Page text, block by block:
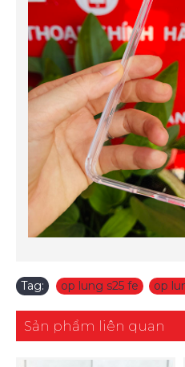
Tag: op lung s25 fe op
Sản phẩm liên quan